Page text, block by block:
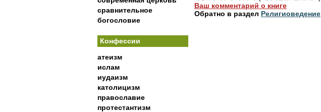
сравнительное
богословие
Конфессии
атеизм
ислам
иудаизм
католицизм
православие
протестантизм
Ваш комментарий о книге
Обратно в раздел Религиоведение